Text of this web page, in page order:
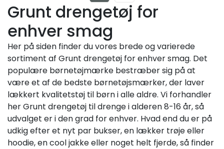
Grunt drengetøj for
enhver smag
Her på siden finder du vores brede og varierede
sortiment af Grunt drengetøj for enhver smag. Det
populære børnetøjmærke bestræber sig på at
være et af de bedste børnetøjsmærker, der laver
lækkert kvalitetstøj til børn i alle aldre. Vi forhandler
her Grunt drengetøj til drenge i alderen 8-16 år, så
udvalget er i den grad for enhver. Hvad end du er på
udkig efter et nyt par bukser, en lækker trøje eller
hoodie, en cool jakke eller noget helt fjerde, så finder